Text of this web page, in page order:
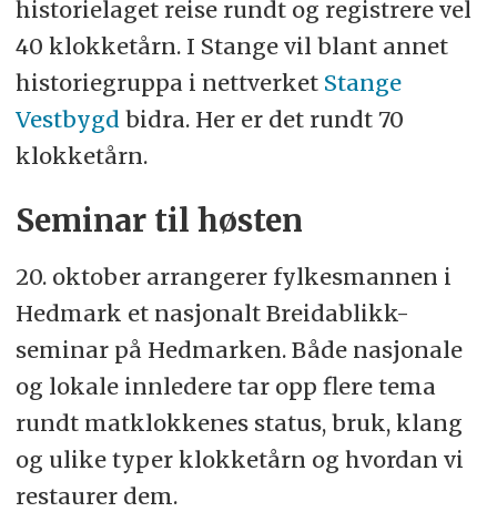
historielaget reise rundt og registrere vel
40 klokketårn. I Stange vil blant annet
historiegruppa i nettverket Stange
Vestbygdbidra. Her er det rundt 70
klokketårn.
Seminar til høsten
20. oktober arrangerer fylkesmannen i
Hedmark et nasjonalt Breidablikk-
seminar på Hedmarken. Både nasjonale
og lokale innledere tar opp flere tema
rundt matklokkenes status, bruk, klang
og ulike typer klokketårn og hvordan vi
restaurer dem.